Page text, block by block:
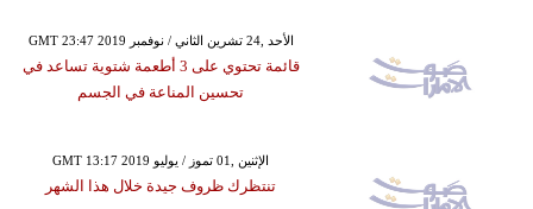
GMT 23:47 2019 الأحد ,24 تشرين الثاني / نوفمبر
قائمة تحتوي على 3 أطعمة شتوية تساعد في
تحسين المناعة في الجسم
GMT 13:17 2019 الإثنين ,01 تموز / يوليو
تنتظرك ظروف جيدة خلال هذا الشهر